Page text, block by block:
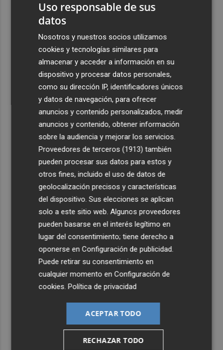
Uso responsable de sus
datos
Nosotros y nuestros socios utilizamos
cookies y tecnologías similares para
almacenar y acceder a información en su
dispositivo y procesar datos personales,
como su dirección IP, identificadores únicos
y datos de navegación, para ofrecer
anuncios y contenido personalizados, medir
anuncios y contenido, obtener información
sobre la audiencia y mejorar los servicios.
Proveedores de terceros (1913) también
pueden procesar sus datos para estos y
otros fines, incluido el uso de datos de
geolocalización precisos y características
del dispositivo. Sus elecciones se aplican
solo a este sitio web. Algunos proveedores
pueden basarse en el interés legítimo en
lugar del consentimiento; tiene derecho a
oponerse enConfiguración de publicidad.
Puede retirar su consentimiento en
cualquier momento enConfiguración de
cookies.Política de privacidad
ACEPTAR TODO
RECHAZAR TODO